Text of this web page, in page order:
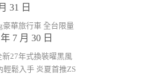
31 日
華旅行車 全台限量
7 月 30 日
27年式換裝曜黑風
輕鬆入手 炎夏首推ZS